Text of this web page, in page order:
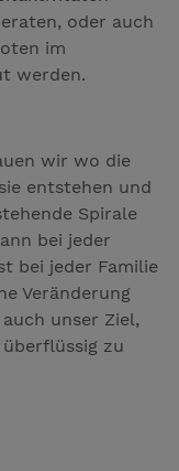
oder auch
im
werden.
wir wo die
entstehen und
Spirale
bei jeder
bei jeder Familie
Veränderung
unser Ziel,
zu